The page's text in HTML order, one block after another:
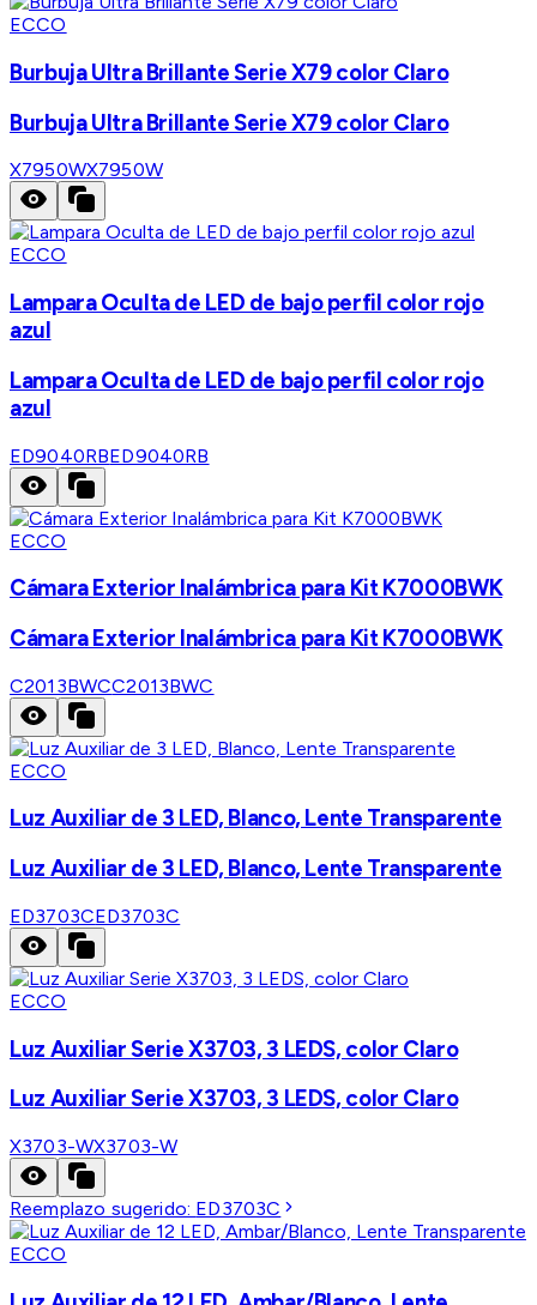
ECCO
Burbuja Ultra Brillante Serie X79 color Claro
Burbuja Ultra Brillante Serie X79 color Claro
X7950WX7950W
ECCO
Lampara Oculta de LED de bajo perfil color rojo
azul
Lampara Oculta de LED de bajo perfil color rojo
azul
ED9040RBED9040RB
ECCO
Cámara Exterior Inalámbrica para Kit K7000BWK
Cámara Exterior Inalámbrica para Kit K7000BWK
C2013BWCC2013BWC
ECCO
Luz Auxiliar de 3 LED, Blanco, Lente Transparente
Luz Auxiliar de 3 LED, Blanco, Lente Transparente
ED3703CED3703C
ECCO
Luz Auxiliar Serie X3703, 3 LEDS, color Claro
Luz Auxiliar Serie X3703, 3 LEDS, color Claro
X3703-WX3703-W
Reemplazo sugerido: ED3703C
ECCO